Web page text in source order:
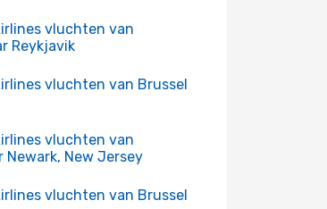
vluchten van
Reykjavik
vluchten van Brussel
vluchten van
Newark, New Jersey
vluchten van Brussel